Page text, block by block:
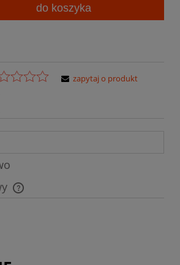
do koszyka
zapytaj o produkt
kosztów płatności